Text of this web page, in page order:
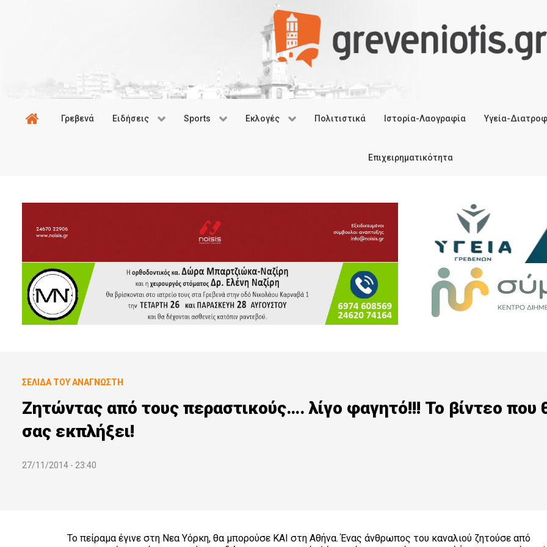
Γρεβενά Ειδήσεις Sports Εκλογές Πολιτιστικά Ιστορία-Λαογραφία Υγεία-
Επιχειρηματικότητα
ΣΕΛΊΔΑ ΤΟΥ ΑΝΑΓΝΏΣΤΗ
Ζητώντας από τους περαστικούς…. λίγο φαγητό!!! Το βίντεο που
σας εκπλήξει!
27/11/2014 - 23:40
Το πείραμα έγινε στη Νεα Υόρκη, θα μπορούσε ΚΑΙ στη Αθήνα. Ένας άνθρωπος του καναλιού ζητούσε από